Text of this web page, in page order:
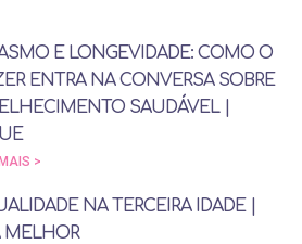
E LONGEVIDADE: COMO O
ENTRA NA CONVERSA SOBRE
SAUDÁVEL |
>
NA TERCEIRA IDADE |
MELHOR